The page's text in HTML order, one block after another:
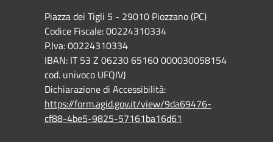
Piazza dei Tigli 5 - 29010 Piozzano (PC)
Codice Fiscale: 00224310334
P.Iva: 00224310334
IBAN: IT 53 Z 06230 65160 000030058154
cod. univoco UFQIVJ
Dichiarazione di Accessibilità:
https://form.agid.gov.it/view/9da69476-
cf88-4be5-9825-57161ba16d61